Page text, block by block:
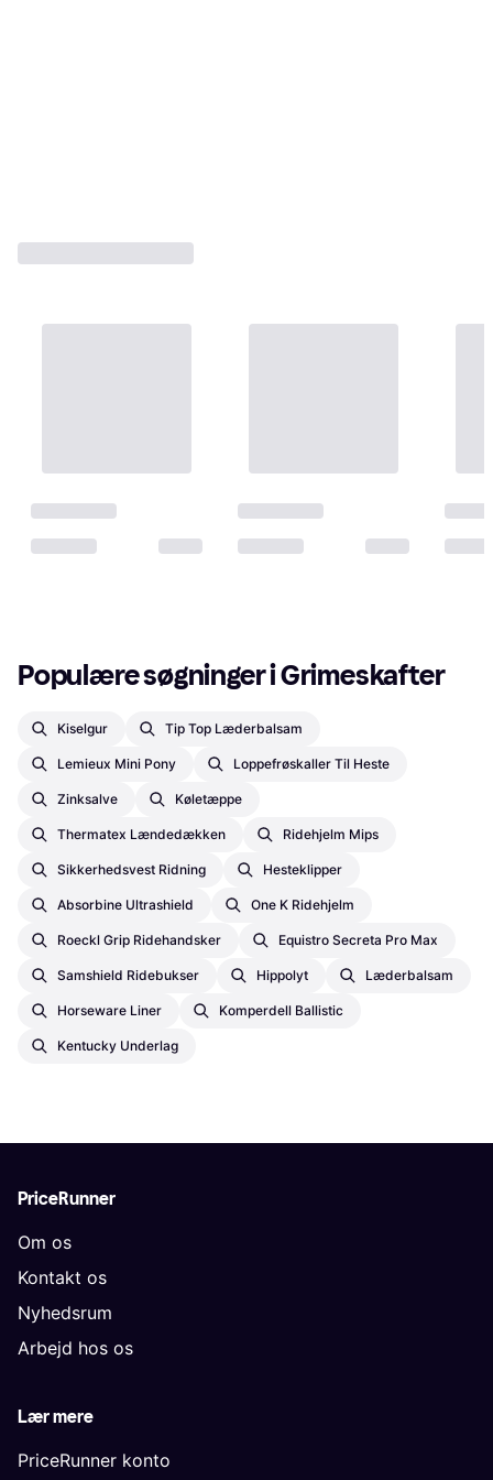
Populære søgninger i Grimeskafter
Kiselgur Tip Top Læderbalsam
Lemieux Mini Pony Loppefrøskaller Til Heste
Zinksalve Køletæppe
Thermatex Lændedækken Ridehjelm Mips
Sikkerhedsvest Ridning Hesteklipper
Absorbine Ultrashield One K Ridehjelm
Roeckl Grip Ridehandsker Equistro Secreta Pro Max
Samshield Ridebukser Hippolyt Læderbalsam
Horseware Liner Komperdell Ballistic
Kentucky Underlag
PriceRunner
Om os
Kontakt os
Nyhedsrum
Arbejd hos os
Lær mere
PriceRunner konto